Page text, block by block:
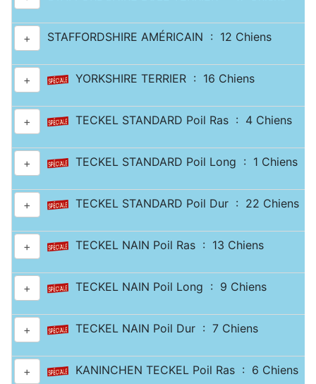
+ STAFFORDSHIRE AMÉRICAIN : 12 Chiens
+ YORKSHIRE TERRIER : 16 Chiens
+ TECKEL STANDARD Poil Ras : 4 Chiens
+ TECKEL STANDARD Poil Long : 1 Chiens
+ TECKEL STANDARD Poil Dur : 22 Chiens
+ TECKEL NAIN Poil Ras : 13 Chiens
+ TECKEL NAIN Poil Long : 9 Chiens
+ TECKEL NAIN Poil Dur : 7 Chiens
+ KANINCHEN TECKEL Poil Ras : 6 Chiens